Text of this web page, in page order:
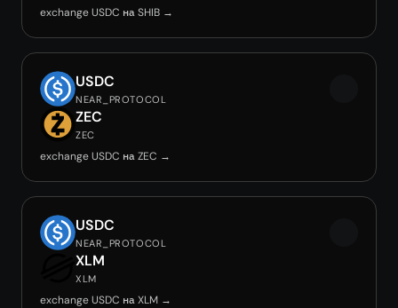
exchange USDC на SHIB →
USDC
NEAR_PROTOCOL
ZEC
ZEC
exchange USDC на ZEC →
USDC
NEAR_PROTOCOL
XLM
XLM
exchange USDC на XLM →